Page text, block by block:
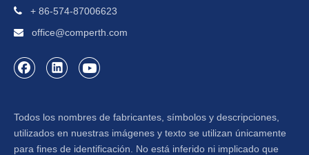
 + 86-574-87006623
 office@comperth.com
Todos los nombres de fabricantes, símbolos y descripciones,
utilizados en nuestras imágenes y texto se utilizan únicamente
para fines de identificación. No está inferido ni implicado que